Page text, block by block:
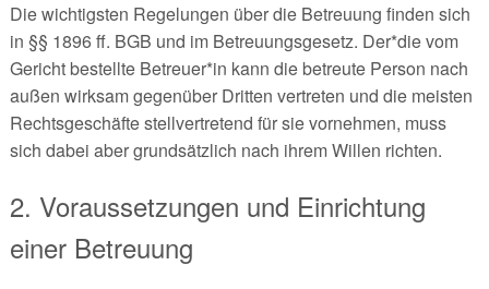
Die wichtigsten Regelungen über die Betreuung finden sich
in §§ 1896 ff. BGB und im Betreuungsgesetz. Der*die vom
Gericht bestellte Betreuer*in kann die betreute Person nach
außen wirksam gegenüber Dritten vertreten und die meisten
Rechtsgeschäfte stellvertretend für sie vornehmen, muss
sich dabei aber grundsätzlich nach ihrem Willen richten.
2. Voraussetzungen und Einrichtung
einer Betreuung